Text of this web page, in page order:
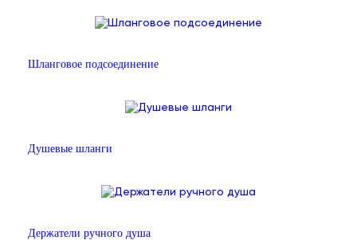
Шланговое подсоединение
Душевые шланги
Держатели ручного душа